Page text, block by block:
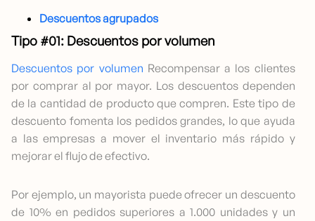
Descuentos agrupados
Tipo #01: Descuentos por volumen
Descuentos por volumen Recompensar a los clientes
por comprar al por mayor. Los descuentos dependen
de la cantidad de producto que compren. Este tipo de
descuento fomenta los pedidos grandes, lo que ayuda
a las empresas a mover el inventario más rápido y
mejorar el flujo de efectivo.
Por ejemplo, un mayorista puede ofrecer un descuento
de 10% en pedidos superiores a 1.000 unidades y un